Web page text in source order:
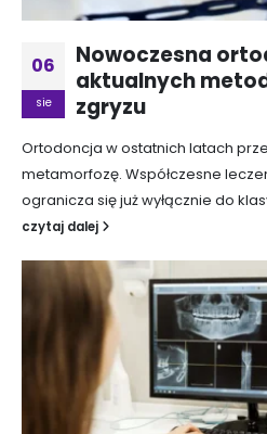
06
sie
Nowoczesna
aktualnych
zgryzu
Ortodoncja w ostatnich latach
metamorfozę. Współczesne
ogranicza się już wyłącznie do
czytaj dalej